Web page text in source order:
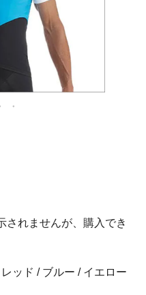
れませんが、購入でき
ッド / ブルー / イエロー